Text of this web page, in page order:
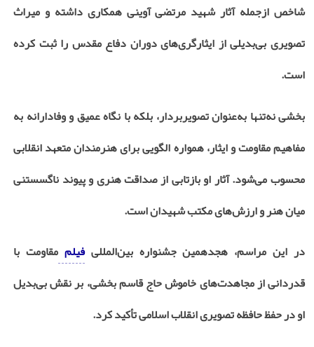
شاخص ازجمله آثار شهید مرتضی آوینی همکاری داشته و میراث
تصویری بی‌بدیلی از ایثارگری‌های دوران دفاع مقدس را ثبت کرده
است.
بخشی نه‌تنها به‌عنوان تصویربردار، بلکه با نگاه عمیق و وفادارانه به
مفاهیم مقاومت و ایثار، همواره الگویی برای هنرمندان متعهد انقلابی
محسوب می‌شود. آثار او بازتابی از صداقت هنری و پیوند ناگسستنی
میان هنر و ارزش‌های مکتب شهیدان است.
در این مراسم، هجدهمین جشنواره بین‌المللیفیلممقاومت با
قدردانی از مجاهدت‌های خاموش حاج قاسم بخشی، بر نقش بی‌بدیل
او در حفظ حافظه تصویری انقلاب اسلامی تأکید کرد.